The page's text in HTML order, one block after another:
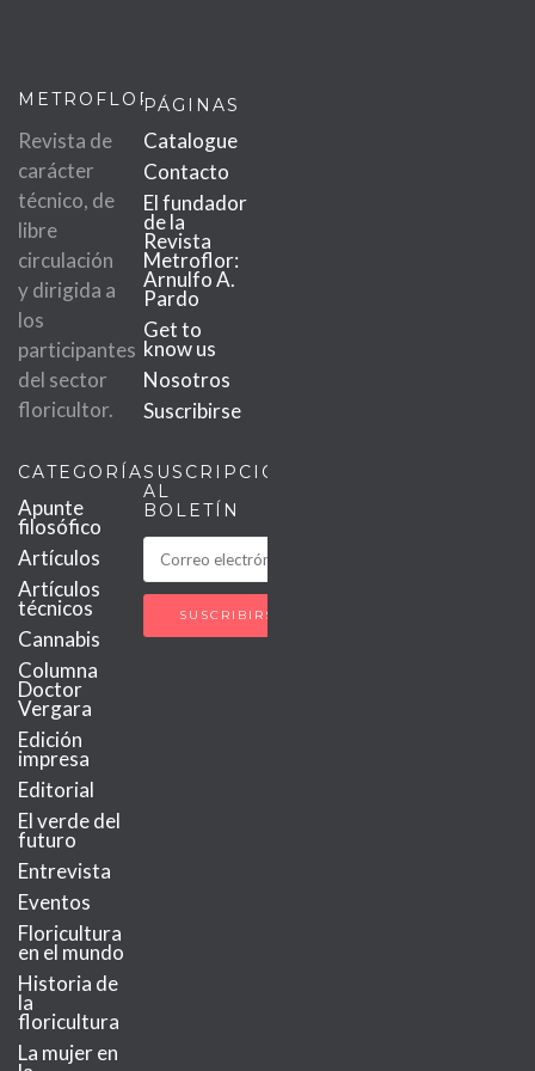
METROFLOR
Revista de
carácter
técnico, de
libre
circulación
y dirigida a
los
participantes
del sector
floricultor.
PÁGINAS
Catalogue
Contacto
El fundador
de la
Revista
Metroflor:
Arnulfo A.
Pardo
Get to
know us
Nosotros
Suscribirse
CATEGORÍAS
Apunte
filosófico
Artículos
Artículos
técnicos
Cannabis
Columna
Doctor
Vergara
Edición
impresa
Editorial
El verde del
futuro
Entrevista
Eventos
Floricultura
en el mundo
Historia de
la
floricultura
La mujer en
SUSCRIPCIÓN
AL
BOLETÍN